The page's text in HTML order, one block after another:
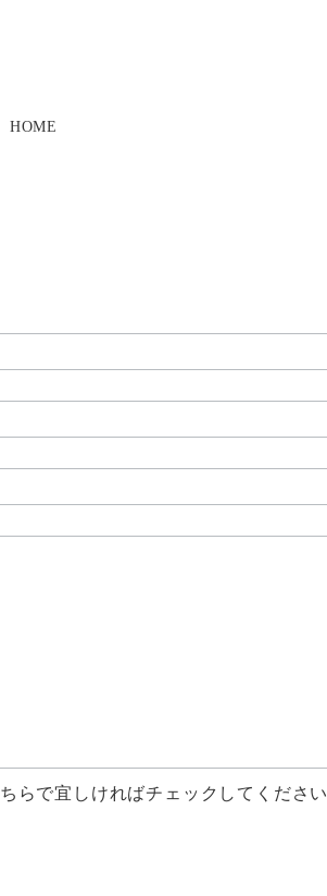
HOME
らで宜しければチェックしてください